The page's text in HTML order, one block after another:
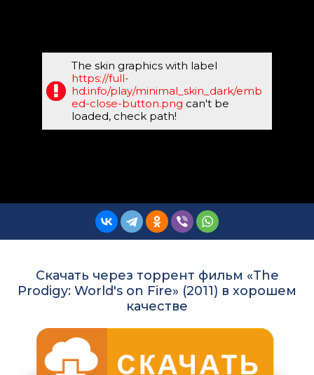
The skin graphics with label
https://full-
hd.info/play/minimal_skin_dark/emb
ed-close-button.png can't be
loaded, check path!
Скачать через торрент фильм «The
Prodigy: World's on Fire» (2011) в хорошем
качестве